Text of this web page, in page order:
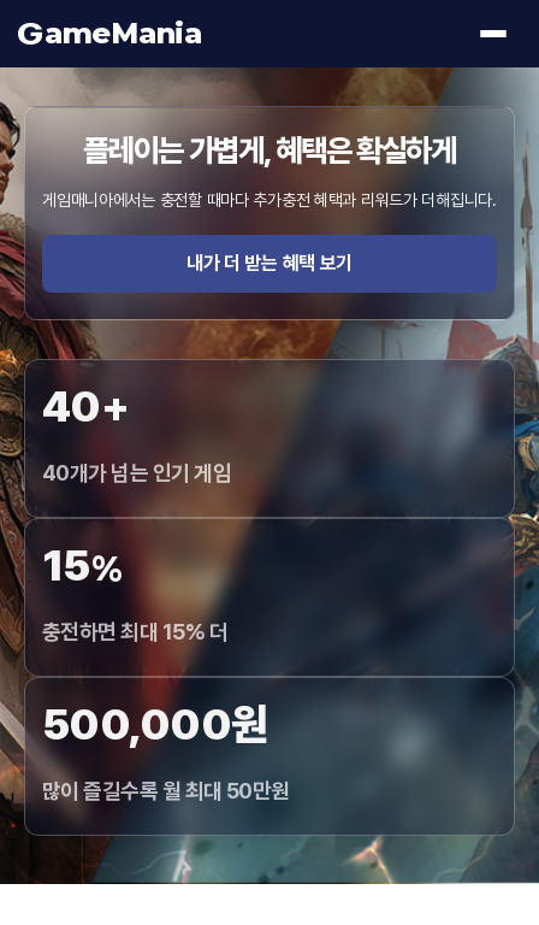
GameMania
플레이는 가볍게, 혜택은 확실하게
게임매니아에서는 충전할 때마다 추가충전 혜택과 리워드가 더해집니다.
내가 더 받는 혜택 보기
40+
40개가 넘는 인기 게임
15%
충전하면 최대 15% 더
500,000원
많이 즐길수록 월 최대 50만원